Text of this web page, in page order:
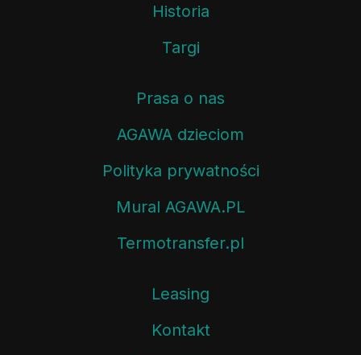
Historia
Targi
Prasa o nas
AGAWA dzieciom
Polityka prywatności
Mural AGAWA.PL
Termotransfer.pl
Leasing
Kontakt